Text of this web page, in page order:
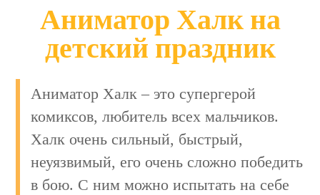
Аниматор Халк на
детский праздник
Аниматор Халк – это супергерой
комиксов, любитель всех мальчиков.
Халк очень сильный, быстрый,
неуязвимый, его очень сложно победить
в бою. С ним можно испытать на себе